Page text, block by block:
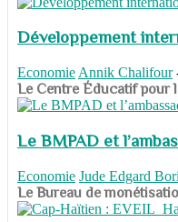
Développement
Economie Annik Chalifour
​​​​​​​Le Centre Éducatif pour
Le BMPAD et
Economie Jude Edgard
​​​​​​​Le Bureau de